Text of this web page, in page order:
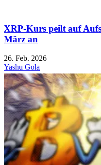
XRP-Kurs peilt auf
März an
26. Feb. 2026
Yashu Gola